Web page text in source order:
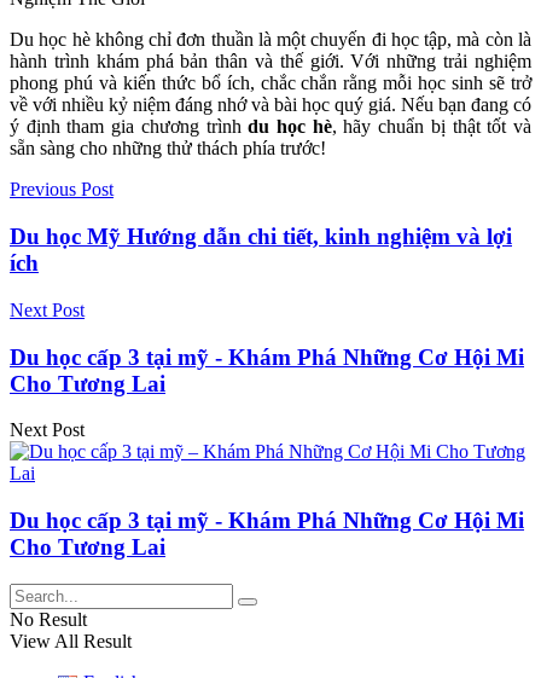
Du học hè không chỉ đơn thuần là một chuyến đi học tập, mà còn là
hành trình khám phá bản thân và thế giới. Với những trải nghiệm
phong phú và kiến thức bổ ích, chắc chắn rằng mỗi học sinh sẽ trở
về với nhiều kỷ niệm đáng nhớ và bài học quý giá. Nếu bạn đang có
ý định tham gia chương trìnhdu học hè, hãy chuẩn bị thật tốt và
sẵn sàng cho những thử thách phía trước!
Previous Post
Du học Mỹ Hướng dẫn chi tiết, kinh nghiệm và lợi
ích
Next Post
Du học cấp 3 tại mỹ - Khám Phá Những Cơ Hội Mi
Cho Tương Lai
Next Post
Du học cấp 3 tại mỹ - Khám Phá Những Cơ Hội Mi
Cho Tương Lai
No Result
View All Result